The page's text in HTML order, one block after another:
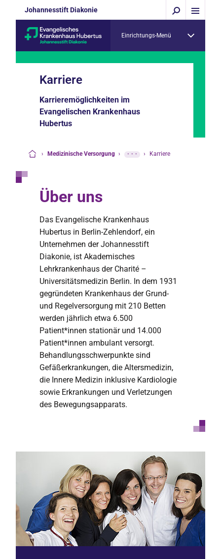
Johannesstift Diakonie
Einrichtungs-Menü
Karriere
Karrieremöglichkeiten im
Evangelischen Krankenhaus
Hubertus
› Medizinische Versorgung › ··· › Karriere
Über uns
Das Evangelische Krankenhaus
Hubertus in Berlin-Zehlendorf, ein
Unternehmen der Johannesstift
Diakonie, ist Akademisches
Lehrkrankenhaus der Charité –
Universitätsmedizin Berlin. In dem 1931
gegründeten Krankenhaus der Grund-
und Regelversorgung mit 210 Betten
werden jährlich etwa 6.500
Patient*innen stationär und 14.000
Patient*innen ambulant versorgt.
Behandlungsschwerpunkte sind
Gefäßerkrankungen, die Altersmedizin,
die Innere Medizin inklusive Kardiologie
sowie Erkrankungen und Verletzungen
des Bewegungsapparats.